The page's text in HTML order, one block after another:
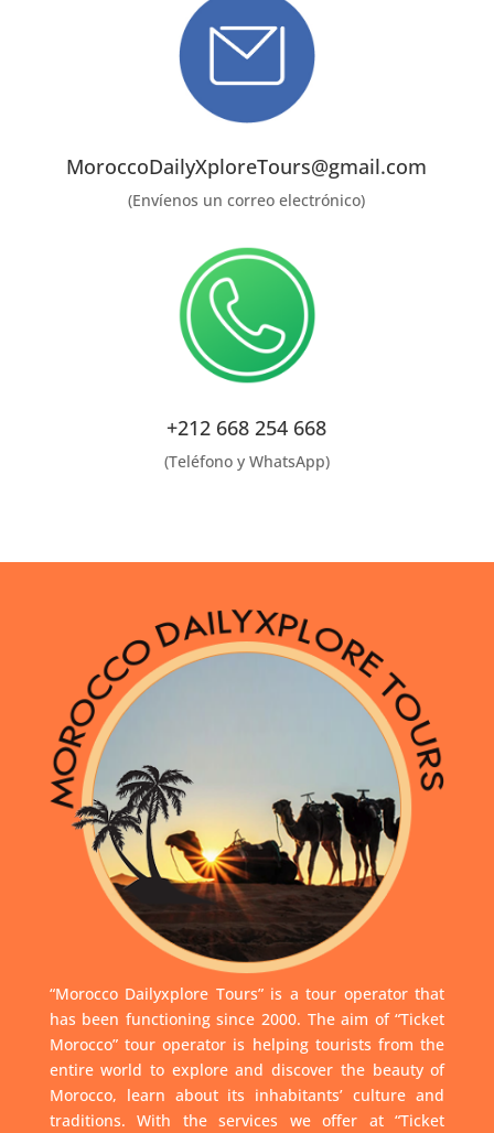
MoroccoDailyXploreTours@gmail.com
(Envíenos un correo electrónico)
+212 668 254 668
(Teléfono y WhatsApp)
“Morocco Dailyxplore Tours” is a tour operator that
has been functioning since 2000. The aim of “Ticket
Morocco” tour operator is helping tourists from the
entire world to explore and discover the beauty of
Morocco, learn about its inhabitants’ culture and
traditions. With the services we offer at “Ticket